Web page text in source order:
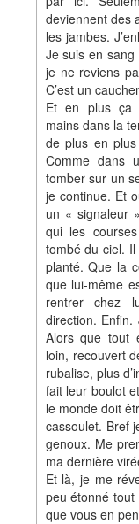
deviennent des
les jambes.
Je suis en
je ne reviens
C’est un
Et en plus ça
mains dans la
de plus en
Comme dans
tomber sur un
je continue. Et
un « signaleur
qui les
tombé du ciel. Il
planté. Que la
que lui-même
rentrer chez
direction.
Alors que tout
loin, recouvert
rubalise, plus
fait leur boulot
le monde doit
cassoulet. Bref
genoux. Me
ma dernière
Et là, je me
peu étonné tout
que vous en